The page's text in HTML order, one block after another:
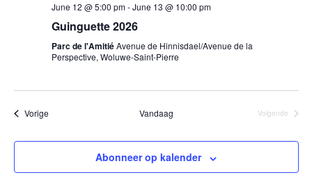
June 12 @ 5:00 pm-June 13 @ 10:00 pm
Guinguette 2026
Parc de l'AmitiéAvenue de Hinnisdael/Avenue de la
Perspective, Woluwe-Saint-Pierre
VorigeEvenementen Vandaag
Volgende
Abonneer op kalender